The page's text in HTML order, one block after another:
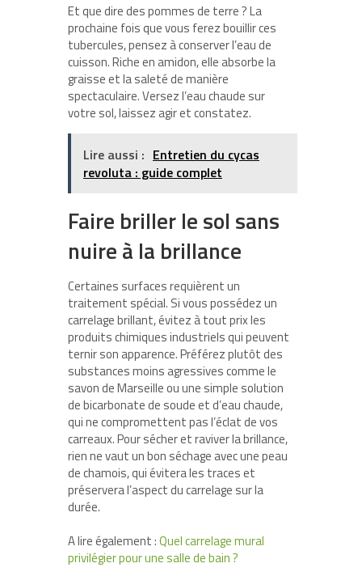
Et que dire des pommes de terre ? La
prochaine fois que vous ferez bouillir ces
tubercules, pensez à conserver l’eau de
cuisson. Riche en amidon, elle absorbe la
graisse et la saleté de manière
spectaculaire. Versez l’eau chaude sur
votre sol, laissez agir et constatez.
Lire aussi : Entretien du cycas
revoluta : guide complet
Faire briller le sol sans
nuire à la brillance
Certaines surfaces requièrent un
traitement spécial. Si vous possédez un
carrelage brillant, évitez à tout prix les
produits chimiques industriels qui peuvent
ternir son apparence. Préférez plutôt des
substances moins agressives comme le
savon de Marseille ou une simple solution
de bicarbonate de soude et d’eau chaude,
qui ne compromettent pas l’éclat de vos
carreaux. Pour sécher et raviver la brillance,
rien ne vaut un bon séchage avec une peau
de chamois, qui évitera les traces et
préservera l’aspect du carrelage sur la
durée.
A lire également :Quel carrelage mural
privilégier pour une salle de bain ?